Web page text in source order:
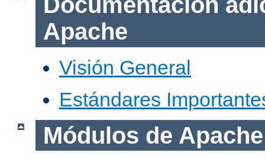
Apache
Visión General
Estándares
Módulos de Apache